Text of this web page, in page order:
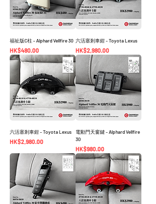
福祉版C柱 - Alphard Vellfire 30
價格
HK$480.00
六活塞剎車鉗 - Toyota Lexus
價格
HK$2,980.00
六活塞剎車鉗 - Toyota Lexus
價格
HK$2,980.00
電動門天窗鍵 - Alphard Vellfire
30
價格
HK$980.00